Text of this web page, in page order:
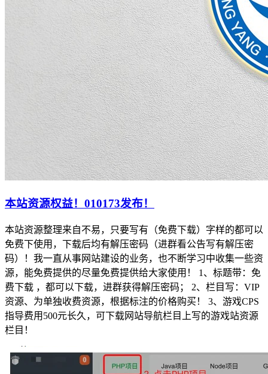
本站资源权益！010173发布！
本站资源整理来自不易，只要写有（免费下载）字样的都可以
免费下使用，下载后均有解压密码（进群看公告写有解压密
码）！我一直从事网站建设的业务，也不断学习中收集一些资
源，能免费提供的尽量免费提供给大家使用！ 1、标题带：免
费下载 ，都可以下载，进群获得解压密码； 2、栏目写：VIP
资源、为单独收费资源，根据标注的价格购买！ 3、游戏CPS
指导费用500元长久，可下载网站导航栏目上写的游戏站资源
栏目！